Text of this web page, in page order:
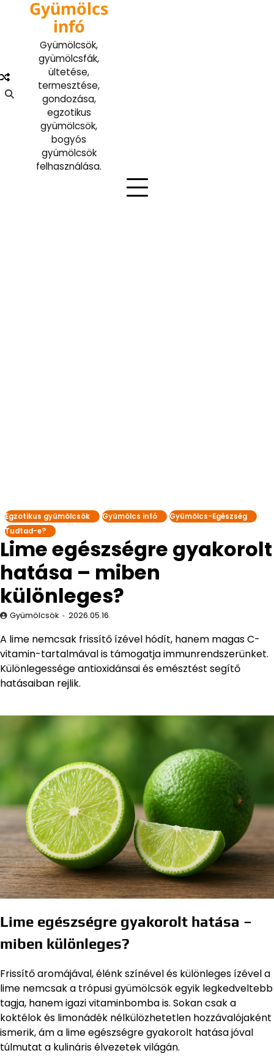
Gyümölcs
infó
Gyümölcsök,
gyümölcsfák,
ültetése,
termesztése,
gondozása,
egzotikus
gyümölcsök,
bogyós
gyümölcsök
felhasználása.
Egzotikus gyümölcsök Gyümölcs infó
Gyümölcs-Egészség
Tudtad-e?
Lime egészségre gyakorolt
hatása – miben
különleges?
Gyümölcsök 2026.05.16.
A lime nemcsak frissítő ízével hódít, hanem magas C-
vitamin-tartalmával is támogatja immunrendszerünket.
Különlegessége antioxidánsai és emésztést segítő
hatásaiban rejlik.
Lime egészségre gyakorolt hatása –
miben különleges?
Frissítő aromájával, élénk színével és különleges ízével a
lime nemcsak a trópusi gyümölcsök egyik legkedveltebb
tagja, hanem igazi vitaminbomba is. Sokan csak a
koktélok és limonádék nélkülözhetetlen hozzávalójaként
ismerik, ám a lime egészségre gyakorolt hatása jóval
túlmutat a kulináris élvezetek világán.